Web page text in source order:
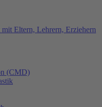
Eltern, Lehrern, Erziehern
(CMD)